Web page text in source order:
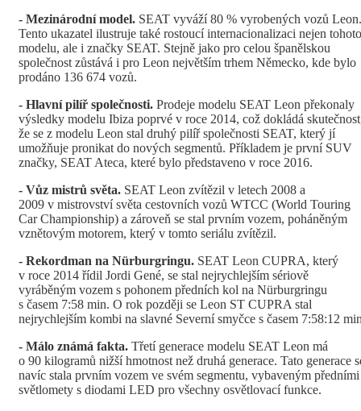
- Mezinárodní model. SEAT vyváží 80 % vyrobených vozů Leon.
Tento ukazatel ilustruje také rostoucí internacionalizaci nejen tohoto
modelu, ale i značky SEAT. Stejně jako pro celou španělskou
společnost zůstává i pro Leon největším trhem Německo, kde bylo
prodáno 136 674 vozů.
- Hlavní pilíř společnosti. Prodeje modelu SEAT Leon překonaly
výsledky modelu Ibiza poprvé v roce 2014, což dokládá
že se z modelu Leon stal druhý pilíř společnosti SEAT, který jí
umožňuje pronikat do nových segmentů. Příkladem je první SUV
značky, SEAT Ateca, které bylo představeno v roce 2016.
- Vůz mistrů světa. SEAT Leon zvítězil v letech 2008 a
2009 v mistrovství světa cestovních vozů WTCC (World Touring
Car Championship) a zároveň se stal prvním vozem, poháněným
vznětovým motorem, který v tomto seriálu zvítězil.
- Rekordman na Nürburgringu. SEAT Leon CUPRA, který
v roce 2014 řídil Jordi Gené, se stal nejrychlejším sériově
vyráběným vozem s pohonem předních kol na Nürburgringu
s časem 7:58 min. O rok později se Leon ST CUPRA stal
nejrychlejším kombi na slavné Severní smyčce s časem 7:58:12
- Málo známá fakta. Třetí generace modelu SEAT Leon má
o 90 kilogramů nižší hmotnost než druhá generace. Tato generace
navíc stala prvním vozem ve svém segmentu, vybaveným předními
světlomety s diodami LED pro všechny osvětlovací funkce.